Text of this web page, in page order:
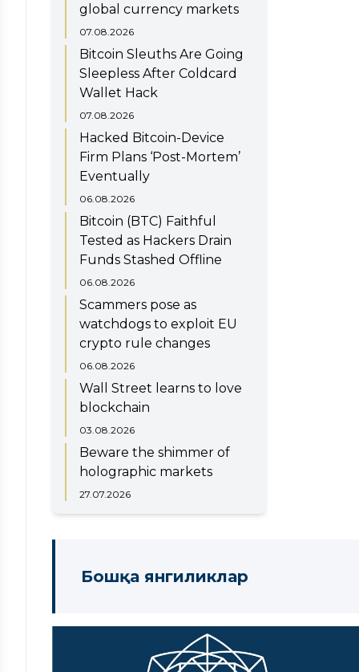
global currency markets
07.08.2026
Bitcoin Sleuths Are Going
Sleepless After Coldcard
Wallet Hack
07.08.2026
Hacked Bitcoin-Device
Firm Plans ‘Post-Mortem’
Eventually
06.08.2026
Bitcoin (BTC) Faithful
Tested as Hackers Drain
Funds Stashed Offline
06.08.2026
Scammers pose as
watchdogs to exploit EU
crypto rule changes
06.08.2026
Wall Street learns to love
blockchain
03.08.2026
Beware the shimmer of
holographic markets
27.07.2026
Бошқа янгиликлар